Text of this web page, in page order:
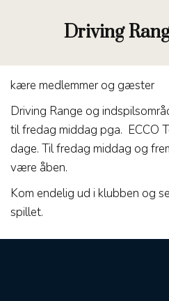
Driving
kære medlemmer og gæster
Driving Range og
til fredag middag pga. ECCO
dage. Til fredag middag og
være åben.
Kom endelig ud i klubben og
spillet.